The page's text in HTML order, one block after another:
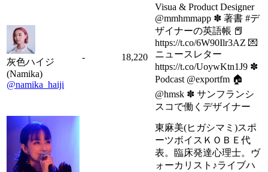
灰色ハイジ
(Namika)
@namika_haiji
- 18,220
Visua & Product Designer
@mmhmmapp ✽ 著書 #デ
ザイナーの英語帳 📕
https://t.co/6W90Ilr3AZ 💌
ニュースレター
https://t.co/UoywKtn1J9 ✽
Podcast @exportfm 🏠
@hmsk ✽ サンフランシ
スコで働くデザイナー
東麻美(ヒガシマミ)スポ
ーツボイスＫＯＢＥ代
表。臨床発達心理士。ヴ
ォーカリスト♪ライブハ